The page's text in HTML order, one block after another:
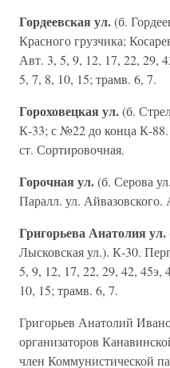
Гордеевская ул.(б.
Красного грузчика;
Авт. 3, 5, 9, 12, 17, 22, 29,
5, 7, 8, 10, 15; трамв. 6, 7.
Гороховецкая ул.(б.
К-33; с №22 до конца К-
ст. Сортировочная.
Горочная ул.(б. Серова
Паралл. ул. Айвазовского.
Григорьева Анатолия ул.
Лысковская ул.). К-30.
5, 9, 12, 17, 22, 29, 42, 45э,
10, 15; трамв. 6, 7.
Григорьев Анатолий
организаторов
член Коммунистической